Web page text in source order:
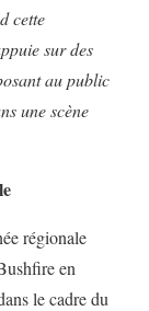
cette
sur des
au public
une scène
régionale
en
le cadre du